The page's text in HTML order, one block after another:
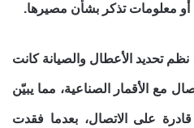
أو معلومات تذكر بشأن مصيرها.
تحديد الأعطال والصيانة كانت
مع الأقمار الصناعية، مما يبيّن
على الاتصال، بعدما فقدت